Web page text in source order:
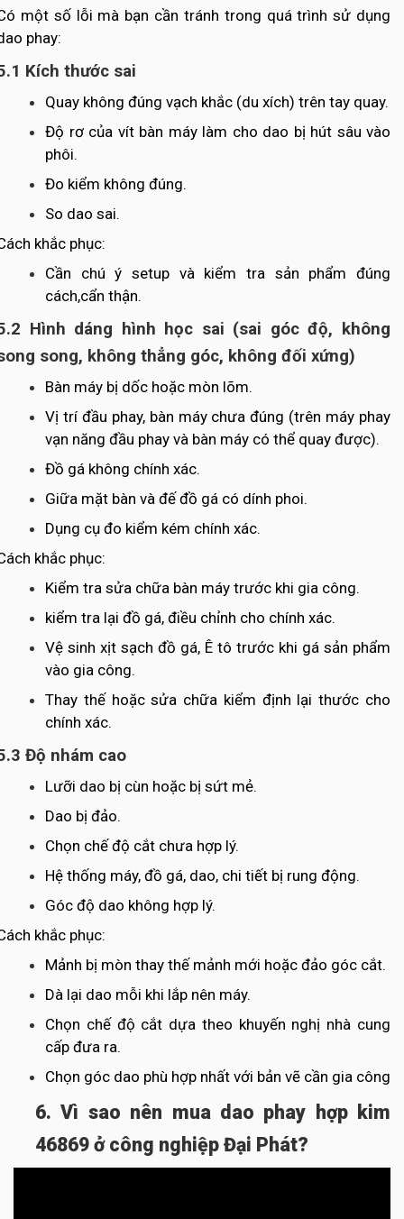
một số lỗi mà bạn cần tránh trong quá trình sử dụng
phay:
Kích thước sai
Quay không đúng vạch khắc (du xích) trên tay quay.
Độ rơ của vít bàn máy làm cho dao bị hút sâu vào
phôi.
Đo kiểm không đúng.
So dao sai.
khắc phục:
Cần chú ý setup và kiểm tra sản phẩm đúng
cách,cẩn thận.
Hình dáng hình học sai (sai góc độ, không
song, không thẳng góc, không đối xứng)
Bàn máy bị dốc hoặc mòn lõm.
Vị trí đầu phay, bàn máy chưa đúng (trên máy phay
vạn năng đầu phay và bàn máy có thể quay được).
Đồ gá không chính xác.
Giữa mặt bàn và đế đồ gá có dính phoi.
Dụng cụ đo kiểm kém chính xác.
khắc phục:
Kiểm tra sửa chữa bàn máy trước khi gia công.
kiểm tra lại đồ gá, điều chỉnh cho chính xác.
Vệ sinh xịt sạch đồ gá, Ê tô trước khi gá sản phẩm
vào gia công.
Thay thế hoặc sửa chữa kiểm định lại thước cho
chính xác.
Độ nhám cao
Lưỡi dao bị cùn hoặc bị sứt mẻ.
Dao bị đảo.
Chọn chế độ cắt chưa hợp lý.
Hệ thống máy, đồ gá, dao, chi tiết bị rung động.
Góc độ dao không hợp lý.
khắc phục:
Mảnh bị mòn thay thế mảnh mới hoặc đảo góc cắt.
Dà lại dao mỗi khi lắp nên máy.
Chọn chế độ cắt dựa theo khuyến nghị nhà cung
cấp đưa ra.
Chọn góc dao phù hợp nhất với bản vẽ cần gia công
6. Vì sao nên mua dao phay hợp kim
46869 ở công nghiệp Đại Phát?